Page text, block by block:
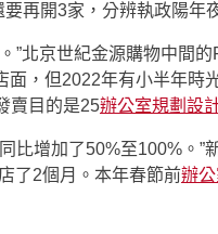
再開3家，分辨執政陽年
”北京世紀金源購物中間
，但2022年有小半年
賣目的是25辦公室規劃設
比增加了50%至100%。
了2個月。本年春節前辦